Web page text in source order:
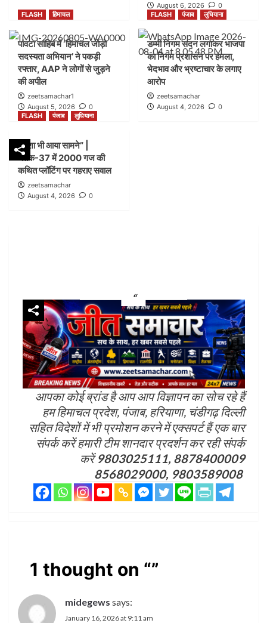
2
FLASH पंजाब लुधियाना
शिकायत के बाद भी लग गया शटर” |नगर निगम बिल्डिंग ब्रांच
जोन-सी ब्लॉक-21 में कार्रवाई पर उठे सवाल
FLASH
पांवटा साहिब में ‘हिमाचल जोड़ो सदस्यता अभियान’ ने पकड़ी
रफ्तार, AAP ने लोगों से जुड़ने की अपील
4
डम्मी निगम सदन लगाकर भाजपा का निगम प्रशासन पर हमला,
भेदभाव और भ्रष्टाचार के लगाए आरोप
August 6, 2026
0
FLASH
हिमाचल
पांवटा साहिब में ‘हिमाचल जोड़ो
सदस्यता अभियान’ ने पकड़ी
रफ्तार, AAP ने लोगों से जुड़ने
की अपील
zeetsamachar1
August 5, 2026
0
FLASH पंजाब लुधियाना
डम्मी निगम सदन लगाकर भाजपा
का निगम प्रशासन पर हमला,
भेदभाव और भ्रष्टाचार के लगाए
आरोप
zeetsamachar
August 4, 2026
0
FLASH
पंजाब लुधियाना
नक्शा भी आया सामने” |
ब्लॉक-37 में 2000 गज की
कथित प्लॉटिंग पर गहराए सवाल
zeetsamachar
August 4, 2026
0
आपका कोई ब्रांड है आप आप विज्ञापन का सोच रहे हैं
हम हिमाचल प्रदेश, पंजाब, हरियाणा, चंडीगढ़ दिल्ली
सहित विदेशों में भी प्रमोशन करने में एक्सपर्ट हैं एक बार
संपर्क करें हमारी टीम शानदार प्रदर्शन कर रही संपर्क
करें9803025111, 8878400009
8568029000, 9803589008
1 thought on “”
midegews says:
January 16, 2026 at 9:11 am